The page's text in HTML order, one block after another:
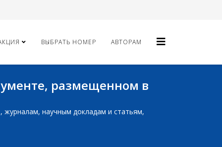
ВЫБРАТЬ НОМЕР АВТОРАМ
размещенном в
журналам, научным докладам и статьям,